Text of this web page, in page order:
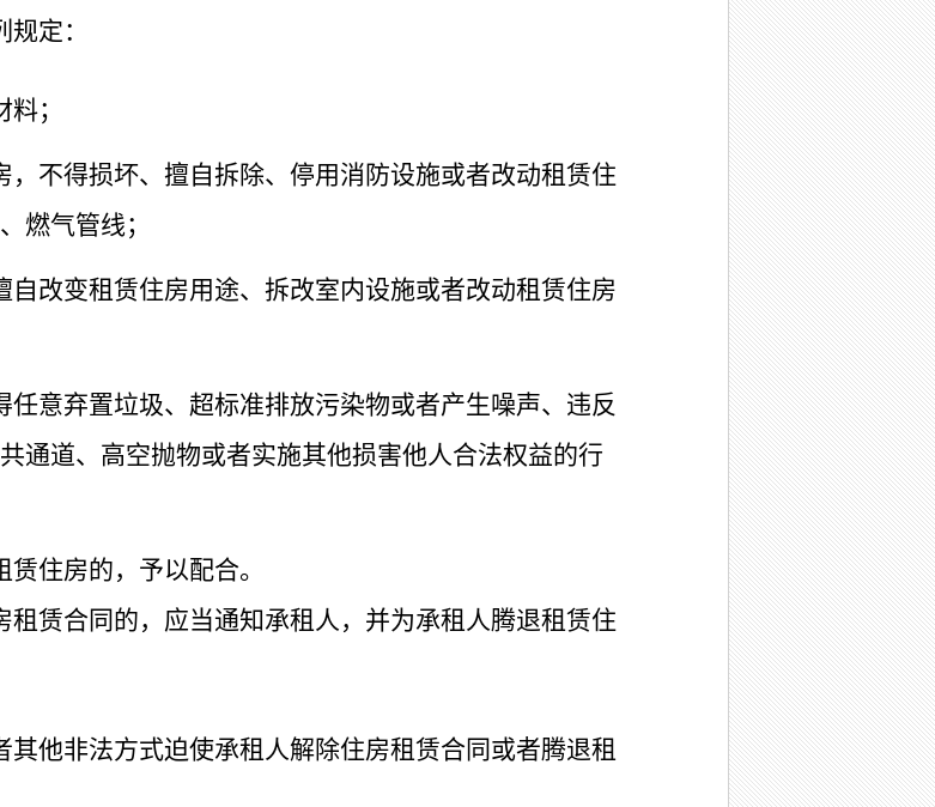
定：
；
，不得损坏、擅自拆除、停用消防设施或者改动租赁住
燃气管线；
自改变租赁住房用途、拆改室内设施或者改动租赁住房
任意弃置垃圾、超标准排放污染物或者产生噪声、违反
通道、高空抛物或者实施其他损害他人合法权益的行
赁住房的，予以配合。
赁合同的，应当通知承租人，并为承租人腾退租赁住
他非法方式迫使承租人解除住房租赁合同或者腾退租